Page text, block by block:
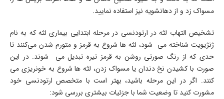
مسواک زد و از دهانشویه نیز استفاده نمایید.
تشخیص التهاب لثه در ارتودنسی در مرحله ابتدایی بیماری لثه که به نام
ژنژیویت شناخته می ‌شود، لثه ‌ها شروع به قرمز و متورم شدن می‌کنند تا
حدی که از رنگ صورتی روشن به قرمز تیره تبدیل می ‌شوند. در این
صورت با کشیدن نخ دندان یا مسواک زدن، لثه ها شروع به خونریزی می‌
کنند. اگر در این مرحله باشید، بهتر است با متخصص ارتودنسی خود
مشورت کنید تا وضعیت شما با جزئیات بیشتری بررسی شود: